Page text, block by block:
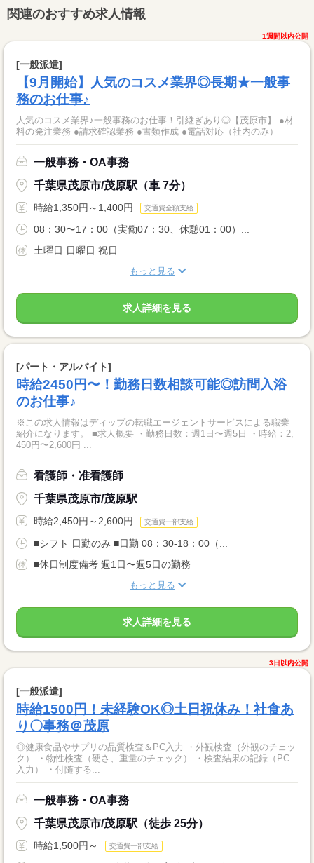
関連のおすすめ求人情報
1週間以内公開
[一般派遣]
【9月開始】人気のコスメ業界◎長期★一般事
務のお仕事♪
人気のコスメ業界♪一般事務のお仕事！引継ぎあり◎【茂原市】 ●材
料の発注業務 ●請求確認業務 ●書類作成 ●電話対応（社内のみ）
一般事務・OA事務
千葉県茂原市/茂原駅（車 7分）
時給1,350円～1,400円 交通費全額支給
08：30〜17：00（実働07：30、休憩01：00）...
土曜日 日曜日 祝日
もっと見る
求人詳細を見る
[パート・アルバイト]
時給2450円〜！勤務日数相談可能◎訪問入浴
のお仕事♪
※この求人情報はディップの転職エージェントサービスによる職業
紹介になります。 ■求人概要 ・勤務日数：週1日〜週5日 ・時給：2,
450円〜2,600円 ...
看護師・准看護師
千葉県茂原市/茂原駅
時給2,450円～2,600円 交通費一部支給
■シフト 日勤のみ ■日勤 08：30-18：00（...
■休日制度備考 週1日〜週5日の勤務
もっと見る
求人詳細を見る
3日以内公開
[一般派遣]
時給1500円！未経験OK◎土日祝休み！社食あ
り〇事務＠茂原
◎健康食品やサプリの品質検査＆PC入力 ・外観検査（外観のチェッ
ク） ・物性検査（硬さ、重量のチェック） ・検査結果の記録（PC
入力） ・付随する...
一般事務・OA事務
千葉県茂原市/茂原駅（徒歩 25分）
時給1,500円～ 交通費一部支給